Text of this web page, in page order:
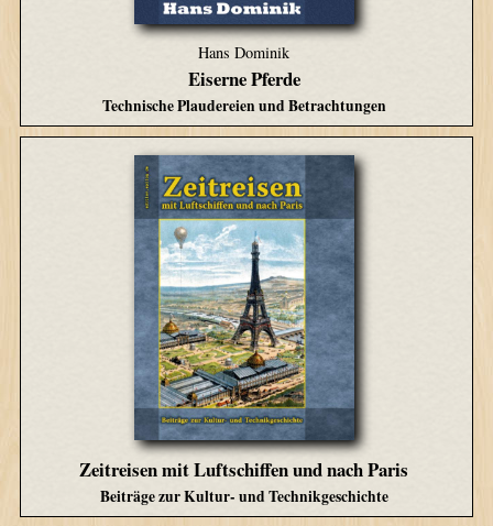
Hans Dominik
Eiserne Pferde
Technische Plaudereien und Betrachtungen
Zeitreisen mit Luftschiffen und nach Paris
Beiträge zur Kultur- und Technikgeschichte